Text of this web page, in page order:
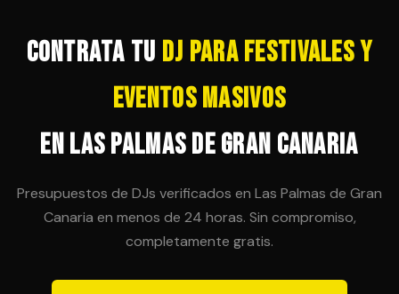
de última hora.
Contrata tu DJ para Festivales y
Eventos Masivos
en Las Palmas de Gran Canaria
Presupuestos de DJs verificados en Las Palmas de Gran
Canaria en menos de 24 horas. Sin compromiso,
completamente gratis.